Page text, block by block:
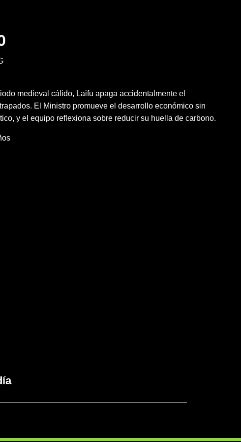
medieval cálido, Laifu apaga accidentalmente el
El Ministro promueve el desarrollo económico sin
y el equipo reflexiona sobre reducir su huella de carbono.